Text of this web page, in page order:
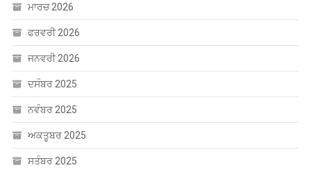
ਮਾਰਚ 2026
ਫਰਵਰੀ 2026
ਜਨਵਰੀ 2026
ਦਸੰਬਰ 2025
ਨਵੰਬਰ 2025
ਅਕਤੂਬਰ 2025
ਸਤੰਬਰ 2025